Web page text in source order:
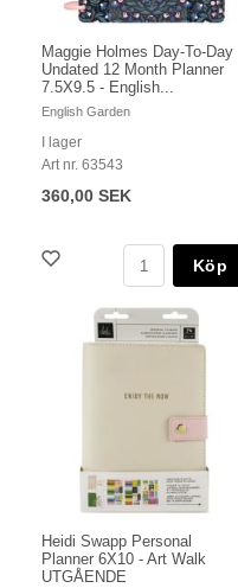
Maggie Holmes Day-To-Day
Undated 12 Month Planner
7.5X9.5 - English...
English Garden
I lager
Art nr. 63543
360,00 SEK
Köp
Heidi Swapp Personal
Planner 6X10 - Art Walk
UTGÅENDE